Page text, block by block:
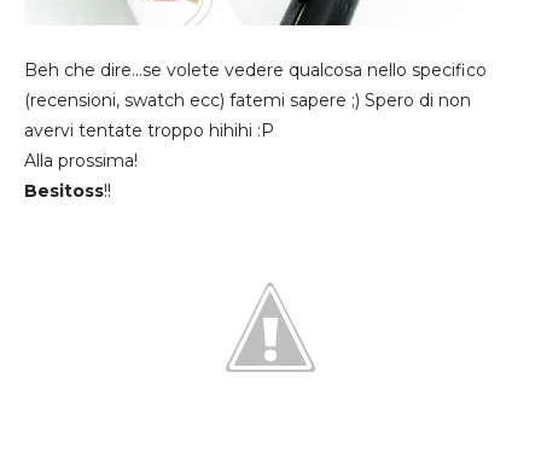
Beh che dire...se volete vedere qualcosa nello specifico
(recensioni, swatch ecc) fatemi sapere ;) Spero di non
avervi tentate troppo hihihi :P
Alla prossima!
Besitoss!!